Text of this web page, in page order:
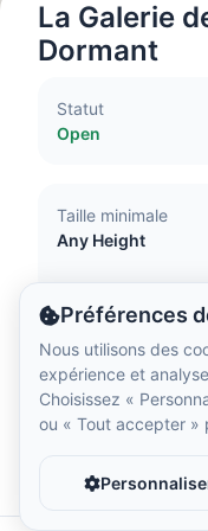
Shanghai
Heure
Tokyo
Heure
Tokyo
Préférences
Nous utilisons des
expérience et
Choisissez «
ou « Tout accepter »
La Galerie
Dormant
Statut
Open
Taille minimale
Any Height
Accessibilité
Attraction
Accessible to
Wheelchair
Guide dogs